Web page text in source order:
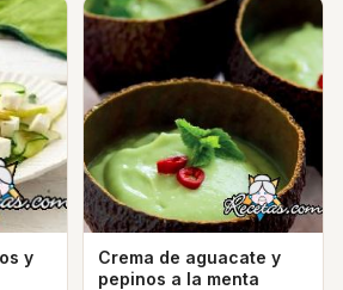
y
Crema de aguacate y
pepinos a la menta